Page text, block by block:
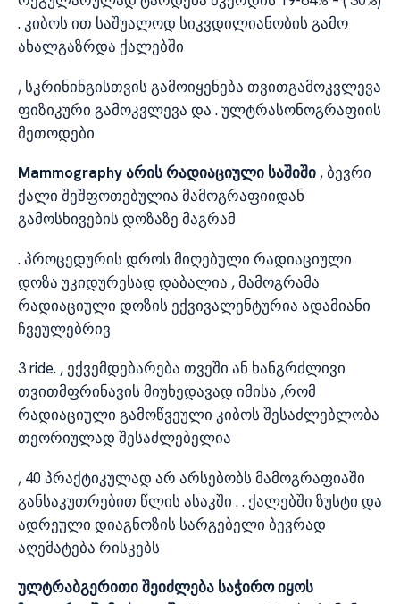
. კიბოს ით საშუალოდ სიკვდილიანობის გამო
ახალგაზრდა ქალებში
, სკრინინგისთვის გამოიყენება თვითგამოკვლევა
ფიზიკური გამოკვლევა და . ულტრასონოგრაფიის
მეთოდები
Mammography არის რადიაციული საშიში , ბევრი
ქალი შეშფოთებულია მამოგრაფიიდან
გამოსხივების დოზაზე მაგრამ
. პროცედურის დროს მიღებული რადიაციული
დოზა უკიდურესად დაბალია , მამოგრამა
რადიაციული დოზის ექვივალენტურია ადამიანი
ჩვეულებრივ
3 ride. , ექვემდებარება თვეში ან ხანგრძლივი
თვითმფრინავის მიუხედავად იმისა ,რომ
რადიაციული გამოწვეული კიბოს შესაძლებლობა
თეორიულად შესაძლებელია
, 40 პრაქტიკულად არ არსებობს მამოგრაფიაში
განსაკუთრებით წლის ასაკში . . ქალებში ზუსტი და
ადრეული დიაგნოზის სარგებელი ბევრად
აღემატება რისკებს
ულტრაბგერითი შეიძლება საჭირო იყოს